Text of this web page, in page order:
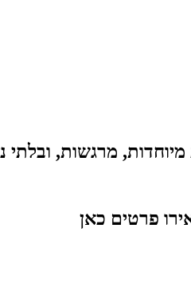
מיוחדות, מרגשות,
פרטים כאן